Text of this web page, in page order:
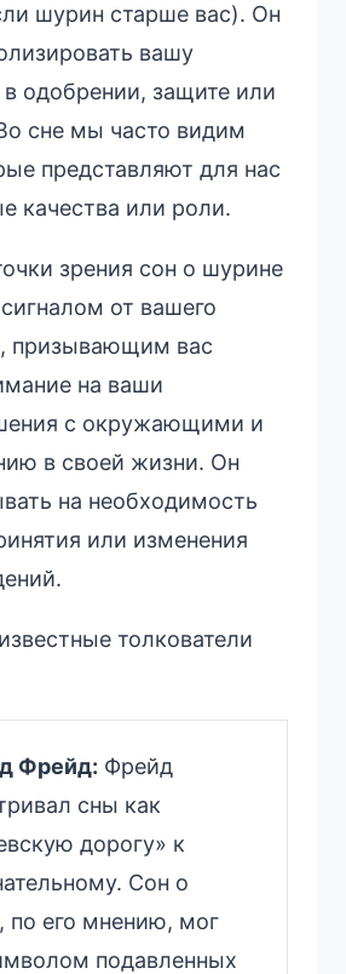
шурин старше вас). Он
вашу
в одобрении, защите или
сне мы часто видим
представляют для нас
качества или роли.
зрения сон о шурине
от вашего
призывающим вас
на ваши
с окружающими и
в своей жизни. Он
на необходимость
или изменения
толкователи
Фрейд: Фрейд
сны как
дорогу» к
Сон о
по его мнению, мог
подавленных